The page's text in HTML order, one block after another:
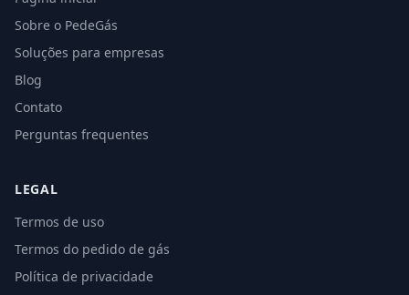
Sobre o PedeGás
Soluções para empresas
Blog
Contato
Perguntas frequentes
LEGAL
Termos de uso
Termos do pedido de gás
Política de privacidade